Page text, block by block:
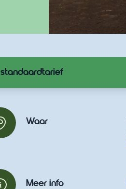
standaardtarief
Waar
Meer info